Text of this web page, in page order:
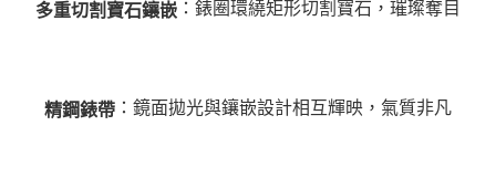
多重切割寶石鑲嵌 ：錶圈環繞矩形切割寶石，璀璨奪目
精鋼錶帶 ：鏡面拋光與鑲嵌設計相互輝映，氣質非凡